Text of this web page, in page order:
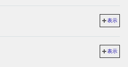
表示
表示